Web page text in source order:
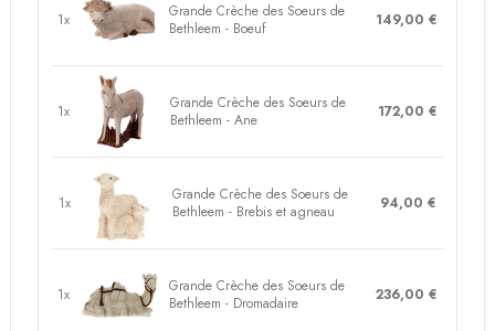
1x
Grande Crèche des Soeurs de
Bethleem - Boeuf
149,00 €
1x
Grande Crèche des Soeurs de
Bethleem - Ane
172,00 €
1x
Grande Crèche des Soeurs de
Bethleem - Brebis et agneau
94,00 €
1x
Grande Crèche des Soeurs de
Bethleem - Dromadaire
236,00 €